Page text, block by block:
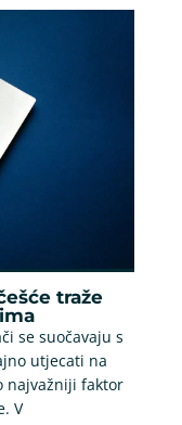
traže
se suočavaju s
utjecati na
najvažniji faktor
V